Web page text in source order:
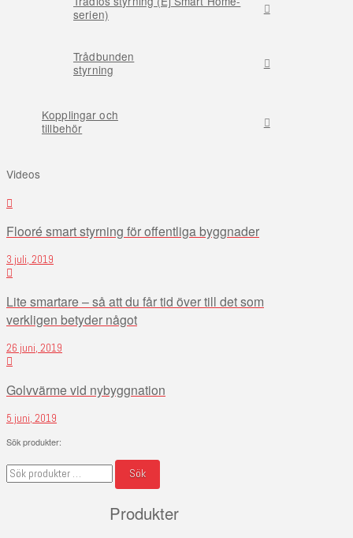
serien)
Trådbunden
styrning
Kopplingar och
tillbehör
Videos
Flooré smart styrning för offentliga byggnader
3 juli, 2019
Lite smartare – så att du får tid över till det som
verkligen betyder något
26 juni, 2019
Golvvärme vid nybyggnation
5 juni, 2019
Sök produkter:
Sök
efter:
Sök
Produkter